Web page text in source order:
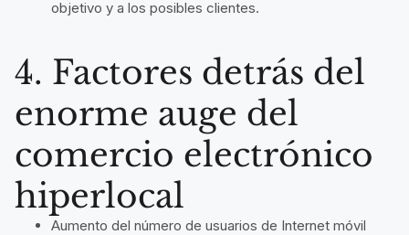
objetivo y a los posibles clientes.
4. Factores detrás del
enorme auge del
comercio electrónico
hiperlocal
Aumento del número de usuarios de Internet móvil